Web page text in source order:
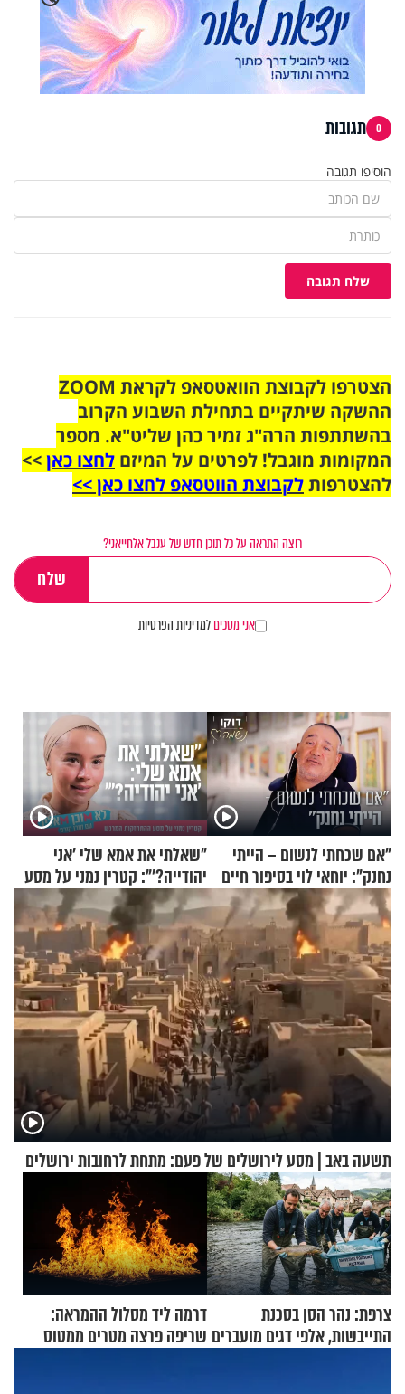
0 תגובות
הוסיפו תגובה
שלח תגובה
הצטרפו לקבוצת הוואטסאפ לקראת ZOOM
ההשקה שיתקיים בתחילת השבוע הקרוב
בהשתתפות הרה"ג זמיר כהן שליט"א. מספר
המקומות מוגבל! לפרטים על המיזם לחצו כאן>>
להצטרפותלקבוצת הווטסאפ לחצו כאן >>
רוצה התראה על כל תוכן חדש של ענבל אלחייאני?
אני מסכיםלמדיניות הפרטיות
"אם שכחתי לנשום – הייתי
נחנק": יוחאי לוי בסיפור חיים
מעורר השראה
"שאלתי את אמא שלי 'אני
יהודייה?'": קטרין נמני על מסע
ההתחזקות המרגש
תשעה באב | מסע לירושלים של פעם: מתחת לרחובות ירושלים
צרפת: נהר הסן בסכנת
התייבשות, אלפי דגים מועברים
דרמה ליד מסלול ההמראה:
שריפה פרצה מטרים ממטוס